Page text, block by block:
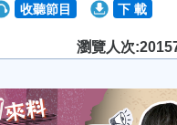
收聽節目 下 載
瀏覽人次